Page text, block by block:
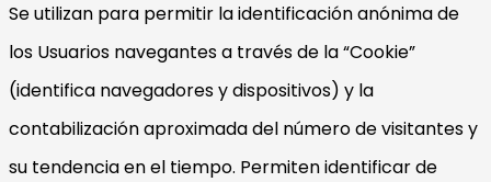
Se utilizan para permitir la identificación anónima de
los Usuarios navegantes a través de la “Cookie”
(identifica navegadores y dispositivos) y la
contabilización aproximada del número de visitantes y
su tendencia en el tiempo. Permiten identificar de